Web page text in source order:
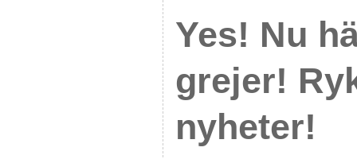
Yes! Nu
grejer!
nyheter!